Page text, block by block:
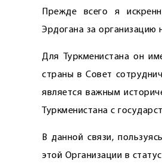
Прежде всего я
Эрдогана за организацию
Для Туркменистана он
страны в Совет
является важным
Туркменистана с
В данной связи,
этой Организации в